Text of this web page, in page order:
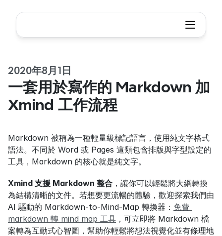
2020年8月1日
一套用於寫作的 Markdown 加
Xmind 工作流程
Markdown 被稱為一種輕量級標記語言，使用純文字格式
語法。不同於 Word 或 Pages 這類包含排版與字型設定的
工具，Markdown 的核心就是純文字。
Xmind 支援 Markdown 整合 ，讓你可以輕鬆將大綱轉換
為結構清晰的文件。若想要更流暢的體驗，歡迎探索我們由
AI 驅動的 Markdown‑to‑Mind‑Map 轉換器： 免費
markdown 轉 mind map 工具 ，可立即將 Markdown 檔
案轉為互動式心智圖，幫助你輕鬆將想法視覺化並有條理地